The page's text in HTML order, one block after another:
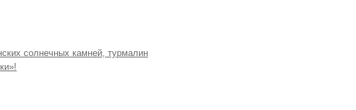
солнечных камней, турмалин